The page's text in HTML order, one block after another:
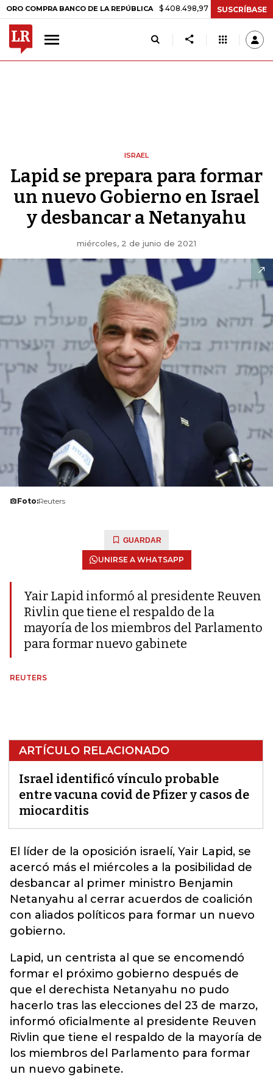
BANCO DE LA REPÚBLICA $ 408.498,97 +$ 8.753,81 +2,19%
SUSCRÍBASE
ISRAEL
Lapid se prepara para formar
un nuevo Gobierno en Israel
y desbancar a Netanyahu
miércoles, 2 de junio de 2021
Foto:Reuters
GUARDAR
UNIRSE A WHATSAPP
Yair Lapid informó al presidente Reuven
Rivlin que tiene el respaldo de la
mayoría de los miembros del Parlamento
para formar nuevo gabinete
REUTERS
ARTÍCULO RELACIONADO
Israel identificó vínculo probable
entre vacuna covid de Pfizer y casos de
miocarditis
El líder de la oposición israelí, Yair Lapid, se
acercó más el miércoles a la posibilidad de
desbancar al primer ministro Benjamin
Netanyahu al cerrar acuerdos de coalición
con aliados políticos para formar un nuevo
gobierno.
Lapid, un centrista al que se encomendó
formar el próximo gobierno después de
que el derechista Netanyahu no pudo
hacerlo tras las elecciones del 23 de marzo,
informó oficialmente al presidente Reuven
Rivlin que tiene el respaldo de la mayoría de
los miembros del Parlamento para formar
un nuevo gabinete.